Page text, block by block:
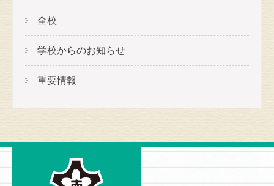
全校
学校からのお知らせ
重要情報